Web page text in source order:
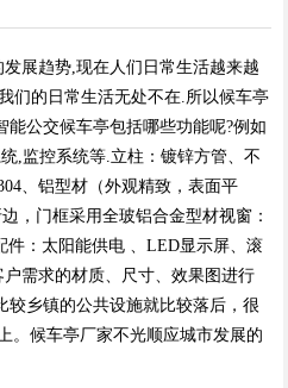
展趋势,现在人们日常生活越来越
们的日常生活无处不在.所以候车亭
能公交候车亭包括哪些功能呢?例如
,监控系统等.立柱：镀锌方管、不
、铝型材（外观精致，表面平
，门框采用全玻铝合金型材视窗：
件：太阳能供电 、LED显示屏、滚
需求的材质、尺寸、效果图进行
较乡镇的公共设施就比较落后，很
。候车亭厂家不光顺应城市发展的